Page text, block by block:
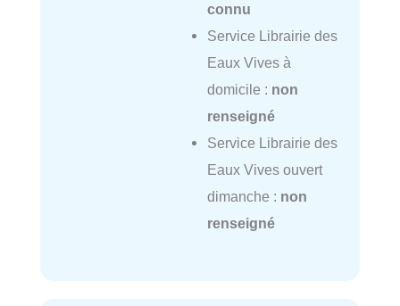
connu
Service Librairie des
Eaux Vives à
domicile : non
renseigné
Service Librairie des
Eaux Vives ouvert
dimanche : non
renseigné